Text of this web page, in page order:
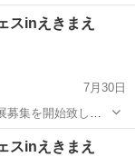
年 再発見！つな
夫山公園・駒山
スinえきまえ
7月30日
集を開始致しま
6日(日)に毎年...
スinえきまえ